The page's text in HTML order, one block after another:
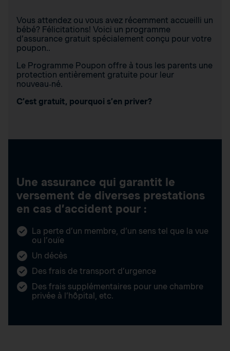
Vous attendez ou vous avez récemment accueilli un
bébé? Félicitations! Voici un programme
d’assurance gratuit spécialement conçu pour votre
poupon..
Le Programme Poupon offre à tous les parents une
protection entièrement gratuite pour leur
nouveau‑né.
C’est gratuit, pourquoi s’en priver?
Une assurance qui garantit le
versement de diverses prestations
en cas d’accident pour :
La perte d’un membre, d’un sens tel que la vue
ou l’ouïe
Un décès
Des frais de transport d’urgence
Des frais supplémentaires pour une chambre
privée à l’hôpital, etc.